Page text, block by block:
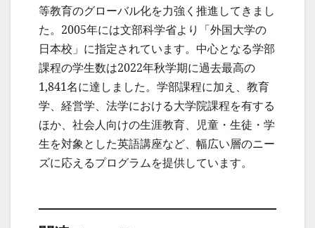
等教育のグローバル化を力強く推進してきまし
た。2005年には文部科学省より「外国大学の
日本校」に指定されています。中心となる学部
課程の学生数は2022年秋学期に過去最高の
1,841名に達しました。学部課程に加え、教育
学、経営学、法学における大学院課程を有する
ほか、社会人向けの生涯教育、児童・生徒・学
生を対象とした英語講座など、幅広い層のニー
ズに応えるプログラムを提供しています。